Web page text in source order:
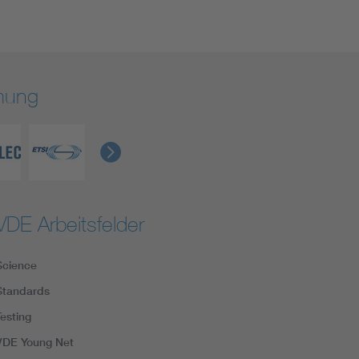
Arbeitsfelder
Young Net